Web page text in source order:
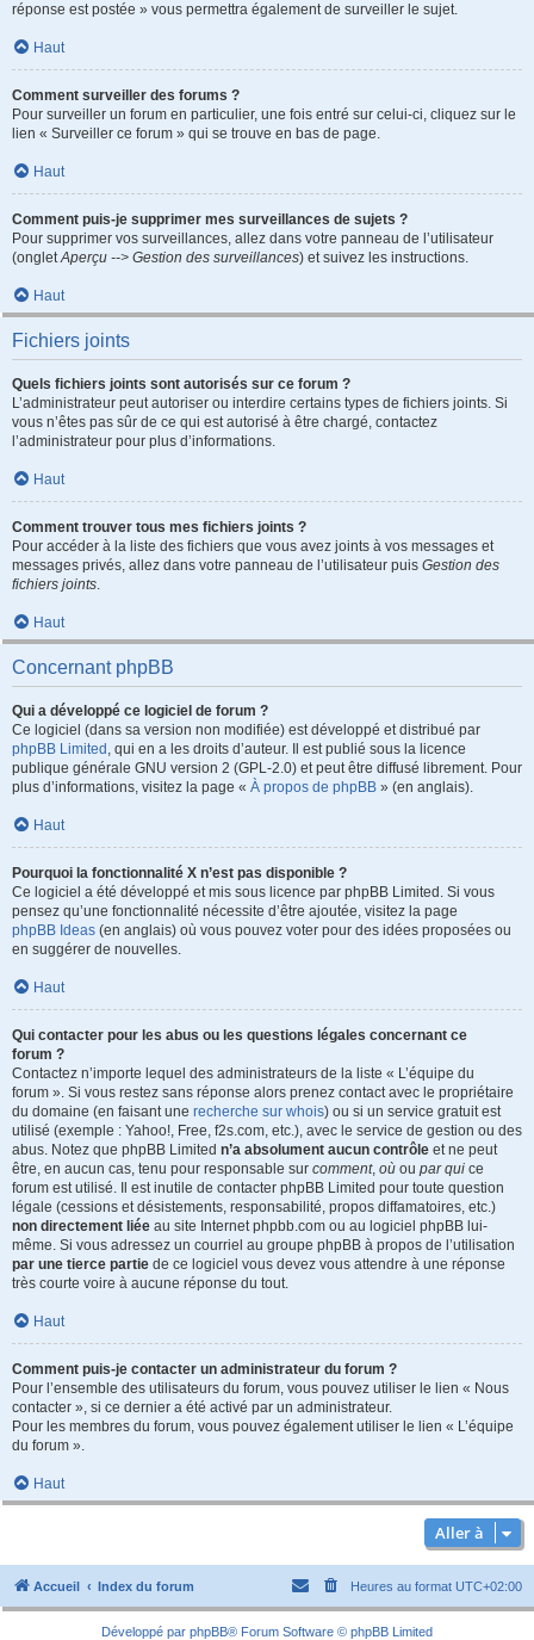
réponse est postée » vous permettra également de surveiller le sujet.
Haut
Comment surveiller des forums ?
Pour surveiller un forum en particulier, une fois entré sur celui-ci, cliquez sur le
lien « Surveiller ce forum » qui se trouve en bas de page.
Haut
Comment puis-je supprimer mes surveillances de sujets ?
Pour supprimer vos surveillances, allez dans votre panneau de l’utilisateur
(ongletAperçu --> Gestion des surveillances) et suivez les instructions.
Haut
Fichiers joints
Quels fichiers joints sont autorisés sur ce forum ?
L’administrateur peut autoriser ou interdire certains types de fichiers joints. Si
vous n’êtes pas sûr de ce qui est autorisé à être chargé, contactez
l’administrateur pour plus d’informations.
Haut
Comment trouver tous mes fichiers joints ?
Pour accéder à la liste des fichiers que vous avez joints à vos messages et
messages privés, allez dans votre panneau de l’utilisateur puis Gestion des
fichiers joints.
Haut
Concernant phpBB
Qui a développé ce logiciel de forum ?
Ce logiciel (dans sa version non modifiée) est développé et distribué par
phpBB Limited , qui en a les droits d’auteur. Il est publié sous la licence
publique générale GNU version 2 (GPL-2.0) et peut être diffusé librement. Pour
plus d’informations, visitez la page « À propos de phpBB » (en anglais).
Haut
Pourquoi la fonctionnalité X n’est pas disponible ?
Ce logiciel a été développé et mis sous licence par phpBB Limited. Si vous
pensez qu’une fonctionnalité nécessite d’être ajoutée, visitez la page
phpBB Ideas (en anglais) où vous pouvez voter pour des idées proposées ou
en suggérer de nouvelles.
Haut
Qui contacter pour les abus ou les questions légales concernant ce
forum ?
Contactez n’importe lequel des administrateurs de la liste « L’équipe du
forum ». Si vous restez sans réponse alors prenez contact avec le propriétaire
du domaine (en faisant une recherche sur whois) ou si un service gratuit est
utilisé (exemple : Yahoo!, Free, f2s.com, etc.), avec le service de gestion ou des
abus. Notez que phpBB Limited n’a absolument aucun contrôle et ne peut
être, en aucun cas, tenu pour responsable sur comment, où ou par qui ce
forum est utilisé. Il est inutile de contacter phpBB Limited pour toute question
légale (cessions et désistements, responsabilité, propos diffamatoires, etc.)
non directement liée au site Internet phpbb.com ou au logiciel phpBB lui-
même. Si vous adressez un courriel au groupe phpBB à propos de l’utilisation
par une tierce partie de ce logiciel vous devez vous attendre à une réponse
très courte voire à aucune réponse du tout.
Haut
Comment puis-je contacter un administrateur du forum ?
Pour l’ensemble des utilisateurs du forum, vous pouvez utiliser le lien « Nous
contacter », si ce dernier a été activé par un administrateur.
Pour les membres du forum, vous pouvez également utiliser le lien « L’équipe
du forum ».
Haut
Aller à
Accueil Index du forum Heures au format UTC+02:00
Développé par phpBB® Forum Software © phpBB Limited